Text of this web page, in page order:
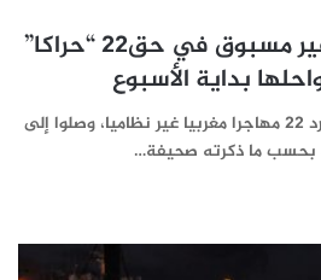
البرتغال تتخذ قرارا غير مسبوق في حق22 “حراكا”
بداية الأسبوع
الدار/ خاص قررت البرتغال طرد 22 مهاجرا مغربيا غير نظاميا، وصلوا إلى
بحسب ما ذكرته صحيفة…